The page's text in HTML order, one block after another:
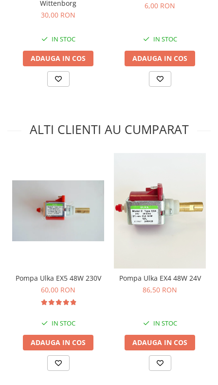
Wittenborg
30,00 RON
IN STOC
ADAUGA IN COS
6,00 RON
IN STOC
ADAUGA IN COS
ALTI CLIENTI AU CUMPARAT
Pompa Ulka EX5 48W 230V
60,00 RON
IN STOC
ADAUGA IN COS
Pompa Ulka EX4 48W 24V
86,50 RON
IN STOC
ADAUGA IN COS